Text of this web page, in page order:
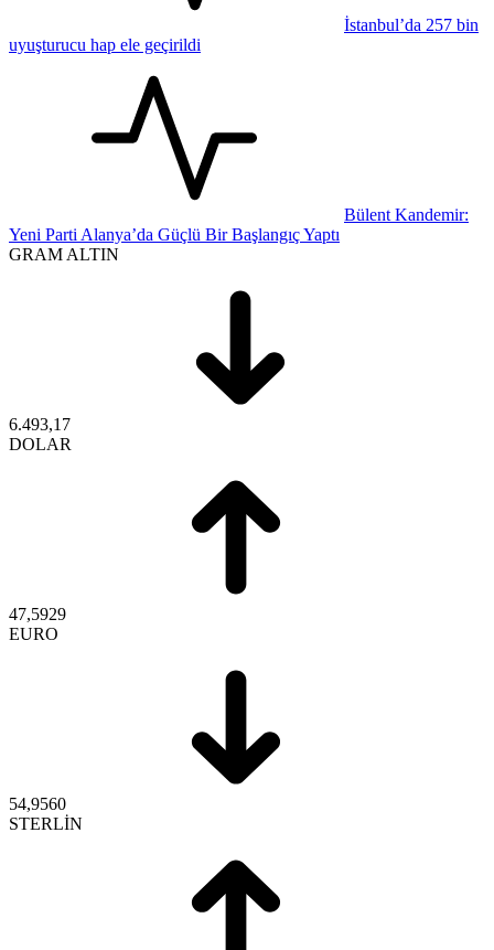
İstanbul’da 257 bin
uyuşturucu hap ele geçirildi
Bülent Kandemir:
Yeni Parti Alanya’da Güçlü Bir Başlangıç Yaptı
GRAM ALTIN
6.493,17
DOLAR
47,5929
EURO
54,9560
STERLİN